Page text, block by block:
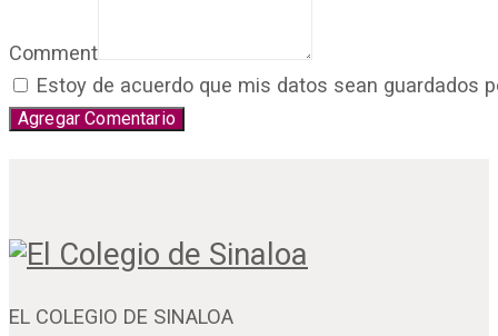
Comment
Estoy de acuerdo que mis datos sean guardados
EL COLEGIO DE SINALOA